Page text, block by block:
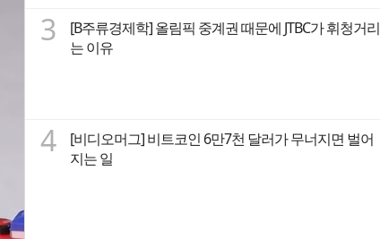
3
[B주류경제학] 올림픽 중계권 때문에 JTBC가 휘청거리
는 이유
4
[비디오머그] 비트코인 6만7천 달러가 무너지면 벌어
지는 일